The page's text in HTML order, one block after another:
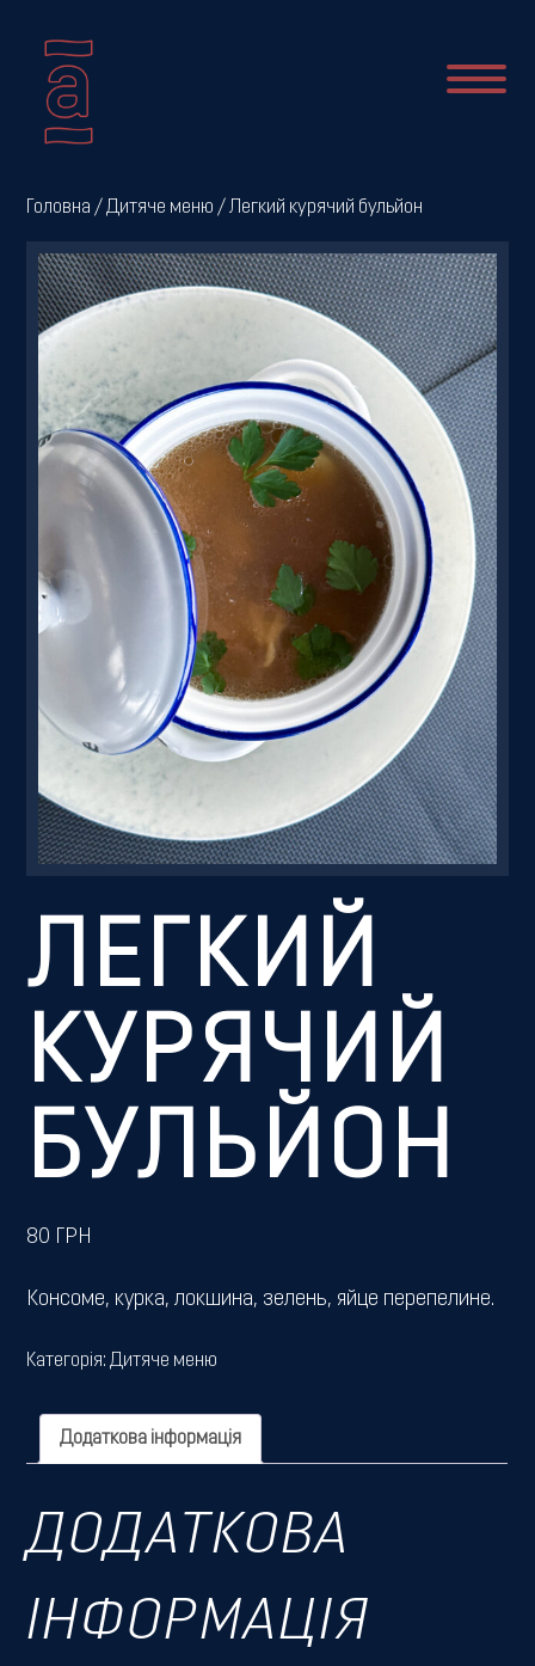
Про
нас
Новини
Меню
Галерея
Резервація
Головна /Дитяче меню / Легкий курячий бульйон
ЛЕГКИЙ
КУРЯЧИЙ
БУЛЬЙОН
80 ГРН
Консоме, курка, локшина, зелень, яйце перепелине.
Категорія:Дитяче меню
Додаткова інформація
ДОДАТКОВА
ІНФОРМАЦІЯ